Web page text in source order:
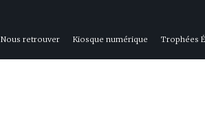
Nous retrouver Kiosque numérique Trophées